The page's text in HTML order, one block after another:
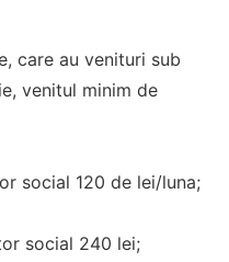
care au venituri sub
venitul minim de
social 120 de lei/luna;
social 240 lei;